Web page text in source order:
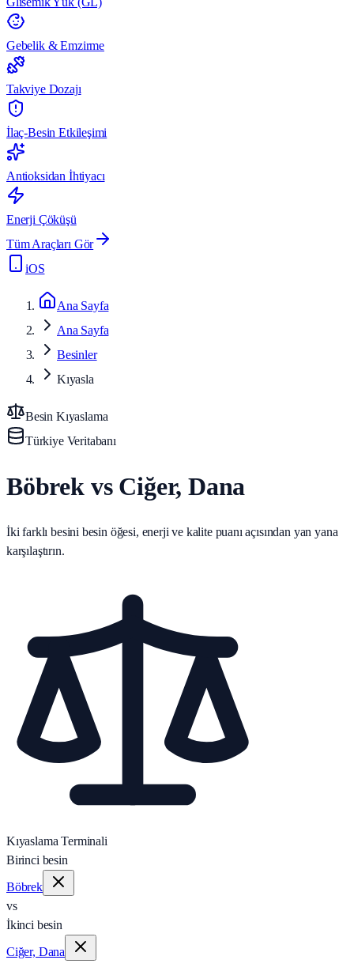
Gebelik & Emzirme
Takviye Dozajı
İlaç-Besin Etkileşimi
Antioksidan İhtiyacı
Enerji Çöküşü
Tüm Araçları Gör
iOS
Ana Sayfa
Ana Sayfa
Besinler
Kıyasla
Besin Kıyaslama
Türkiye Veritabanı
Böbrek vs Ciğer, Dana
İki farklı besini besin öğesi, enerji ve kalite puanı açısından yan yana
karşılaştırın.
Kıyaslama Terminali
Birinci besin
Böbrek
vs
İkinci besin
Ciğer, Dana